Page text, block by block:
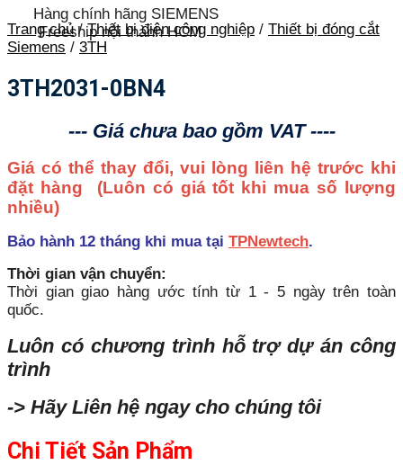
Hàng chính hãng SIEMENS
Freeship nội thành HCM
Trang chủ / Thiết bị điện công nghiệp / Thiết bị đóng cắt
Siemens / 3TH
3TH2031-0BN4
--- Giá chưa bao gồm VAT ----
Giá có thể thay đổi, vui lòng liên hệ trước khi
đặt hàng (Luôn có giá tốt khi mua số lượng
nhiều)
Bảo hành 12 tháng khi mua tại TPNewtech.
Thời gian vận chuyển:
Thời gian giao hàng ước tính từ 1 - 5 ngày trên toàn
quốc.
Luôn có chương trình hỗ trợ dự án công
trình
-> Hãy Liên hệ ngay cho chúng tôi
Chi Tiết Sản Phẩm